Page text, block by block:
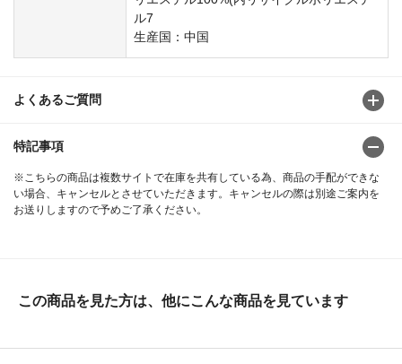
ル7
生産国：中国
よくあるご質問
特記事項
※こちらの商品は複数サイトで在庫を共有している為、商品の手配ができな
い場合、キャンセルとさせていただきます。キャンセルの際は別途ご案内を
お送りしますので予めご了承ください。
この商品を見た方は、他にこんな商品を見ています